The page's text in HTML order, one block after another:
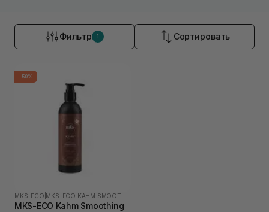
Фильтр 1 Сортировать
-50%
MKS-ECO
MKS-ECO Kahm Smoothing